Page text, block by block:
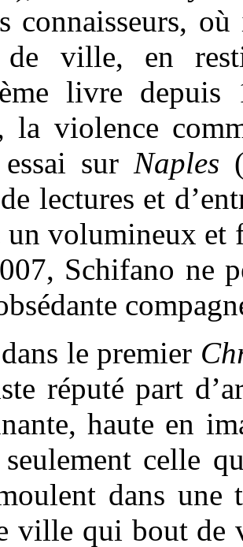
connaisseurs,
de ville, en
livre
la violence
sur Naples
lectures et
un volumineux et
Schifano ne
le premier
réputé part
haute en
celle
dans une
ville qui bout de